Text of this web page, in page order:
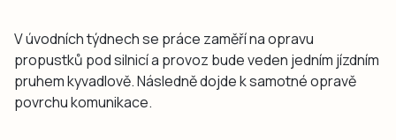
V úvodních týdnech se práce zaměří na opravu
propustků pod silnicí a provoz bude veden jedním jízdním
pruhem kyvadlově. Následně dojde k samotné opravě
povrchu komunikace.